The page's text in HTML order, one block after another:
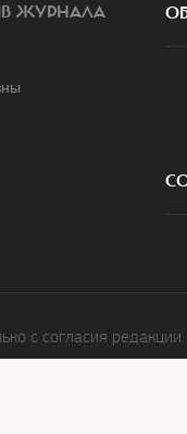
ЖУРНАЛА
с согласия редакции.